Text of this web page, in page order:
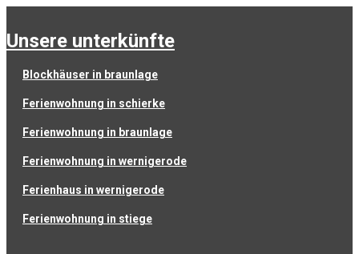
unsere unterkünfte
blockhäuser in braunlage
ferienwohnung in schierke
ferienwohnung in braunlage
ferienwohnung in wernigerode
ferienhaus in wernigerode
ferienwohnung in stiege